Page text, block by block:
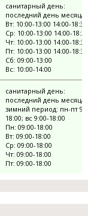
санитарный день:
последний день месяца
Вт: 10:00-13:00 14:00-18:30
Ср: 10:00-13:00 14:00-18:30
Чт: 10:00-13:00 14:00-18:30
Пт: 10:00-13:00 14:00-18:30
Сб: 09:00-13:00
Вс: 10:00-14:00
санитарный день:
последний день месяца;
зимний период: пн-пт
18:00; вс 9:00-18:00
Пн: 09:00-18:00
Вт: 09:00-18:00
Ср: 09:00-18:00
Чт: 09:00-18:00
Пт: 09:00-18:00